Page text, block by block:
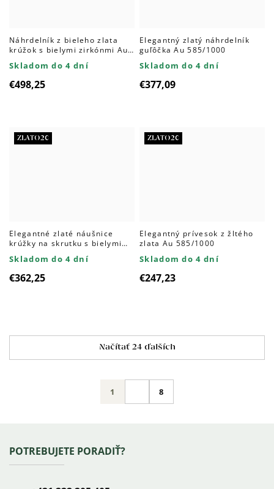
Náhrdelník z bieleho zlata
krúžok s bielymi zirkónmi Au
Skladom do 4 dní
€498,25
Elegantný zlatý náhrdelník
guľôčka Au 585/1000
Skladom do 4 dní
€377,09
ZLATO20
Elegantné zlaté náušnice
krúžky na skrutku s bielymi
Skladom do 4 dní
€362,25
ZLATO20
Elegantný prívesok z žltého
zlata Au 585/1000
Skladom do 4 dní
€247,23
Ovládacie
prvky
Načítať 24 ďalších
Stránkovanie
1 8
Zápätie
POTREBUJETE PORADIŤ?